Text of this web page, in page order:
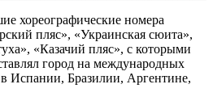
хореографические номера
пляс», «Украинская сюита»,
«Казачий пляс», с которыми
город на международных
Испании, Бразилии, Аргентине,